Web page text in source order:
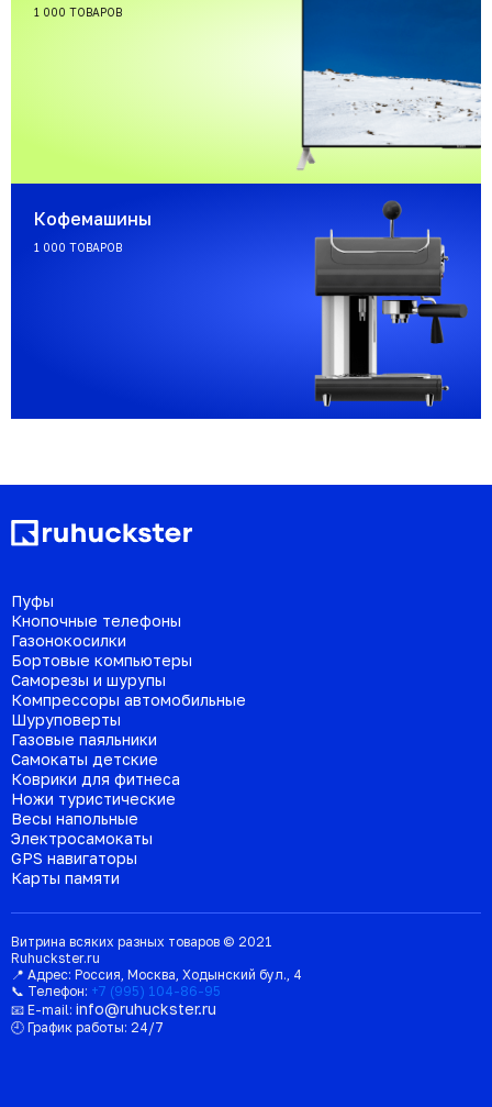
1 000 ТОВАРОВ
Кофемашины
1 000 ТОВАРОВ
Пуфы
Кнопочные телефоны
Газонокосилки
Бортовые компьютеры
Саморезы и шурупы
Компрессоры автомобильные
Шуруповерты
Газовые паяльники
Самокаты детские
Коврики для фитнеса
Ножи туристические
Весы напольные
Электросамокаты
GPS навигаторы
Карты памяти
Витрина всяких разных товаров © 2021
Ruhuckster.ru
📍 Адрес: Россия, Москва, Ходынский бул., 4
📞 Телефон: +7 (995) 104-86-95
📧 E-mail: info@ruhuckster.ru
🕘 График работы: 24/7